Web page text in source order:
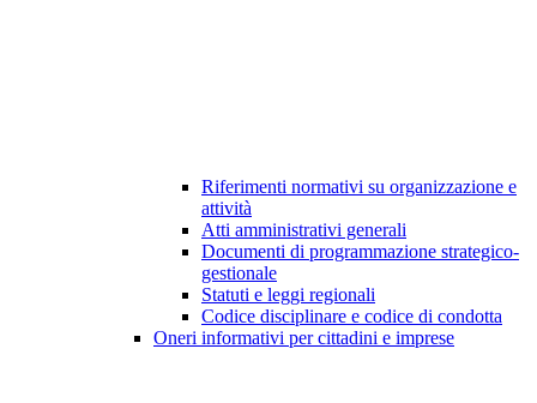
Riferimenti normativi su organizzazione e
attività
Atti amministrativi generali
Documenti di programmazione strategico-
gestionale
Statuti e leggi regionali
Codice disciplinare e codice di condotta
Oneri informativi per cittadini e imprese